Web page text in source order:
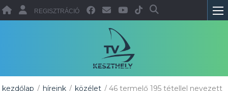
REGISZTRÁCIÓ
kezdőlap / híreink / közélet / 46 termelő 195 tétellel nevezett